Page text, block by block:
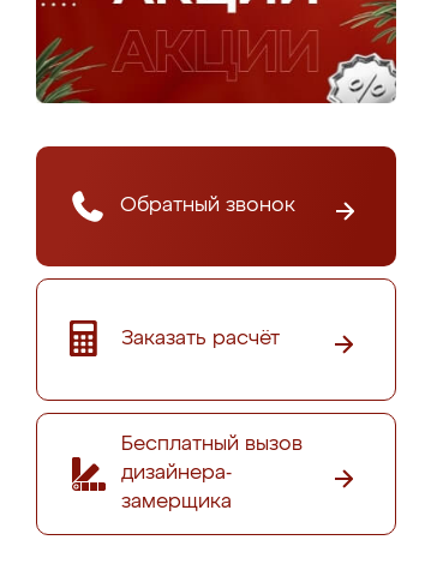
Обратный звонок
Заказать расчёт
Бесплатный вызов
дизайнера-
замерщика